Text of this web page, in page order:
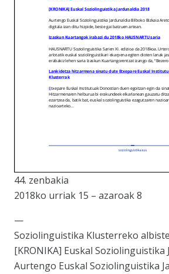
44. zenbakia
2018ko urriak 15 – azaroak 8
—
Soziolinguistika Klusterreko
[KRONIKA] Euskal Soziolinguistika
Aurtengo Euskal Soziolinguistika